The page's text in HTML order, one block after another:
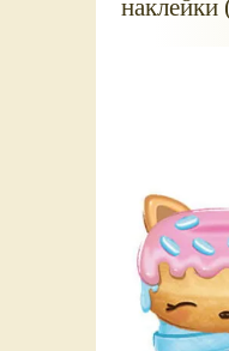
наклейки